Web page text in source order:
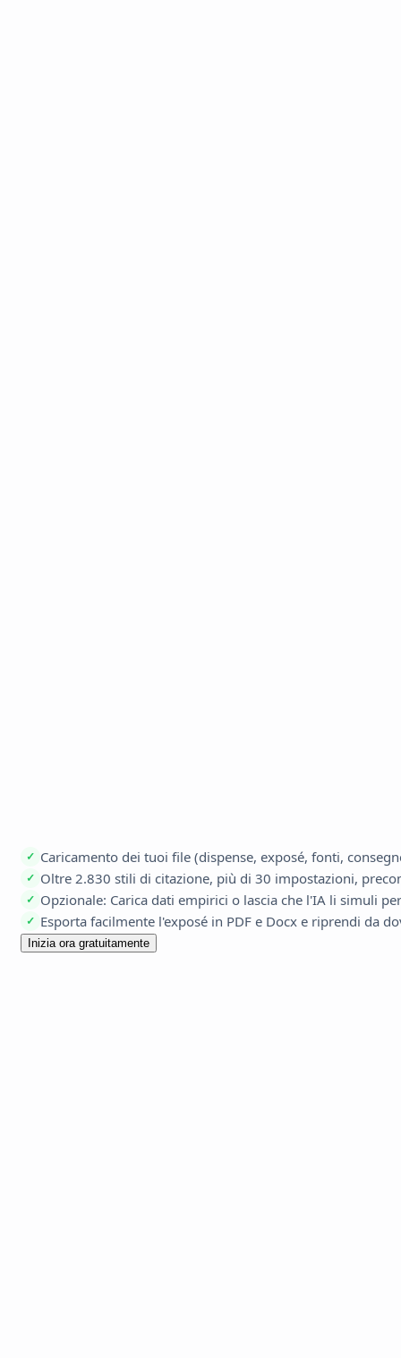
✓ Caricamento dei tuoi file (dispense, exposé, fonti,
✓ Oltre 2.830 stili di citazione, più di 30 impostazioni,
✓ Opzionale: Carica dati empirici o lascia che l'IA li simuli
✓ Esporta facilmente l'exposé in PDF e Docx e riprendi da
Inizia ora gratuitamente